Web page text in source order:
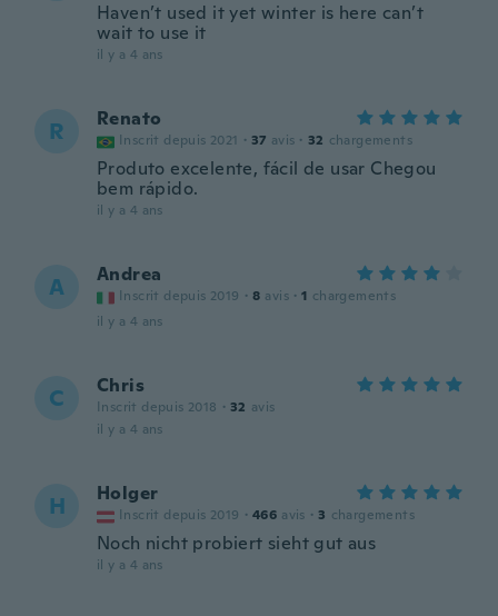
Haven’t used it yet winter is here can’t
wait to use it
il y a 4 ans
R Renato
Inscrit depuis 2021 · 37 avis · 32 chargements
Produto excelente, fácil de usar Chegou
bem rápido.
il y a 4 ans
A Andrea
Inscrit depuis 2019 · 8 avis · 1 chargements
il y a 4 ans
C Chris
Inscrit depuis 2018 · 32 avis
il y a 4 ans
H Holger
Inscrit depuis 2019 · 466 avis · 3 chargements
Noch nicht probiert sieht gut aus
il y a 4 ans